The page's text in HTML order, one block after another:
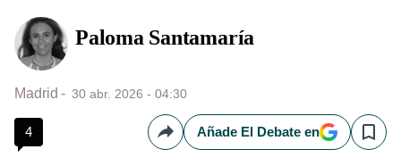
Paloma Santamaría
Madrid 30 abr. 2026 - 04:30
4 CompartirAñade El Debate en Save